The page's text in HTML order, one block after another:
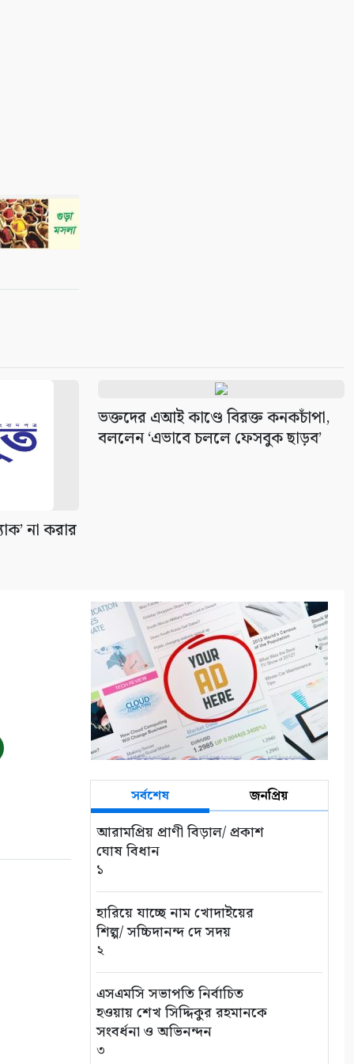
না করার
ভক্তদের এআই কাণ্ডে বিরক্ত কনকচাঁপা,
বললেন ‘এভাবে চললে ফেসবুক ছাড়ব’
সর্বশেষ জনপ্রিয়
আরামপ্রিয় প্রাণী বিড়াল/ প্রকাশ
ঘোষ বিধান
১
হারিয়ে যাচ্ছে নাম খোদাইয়ের
শিল্প/ সচ্চিদানন্দ দে সদয়
২
এসএমসি সভাপতি নির্বাচিত
হওয়ায় শেখ সিদ্দিকুর রহমানকে
সংবর্ধনা ও অভিনন্দন
৩